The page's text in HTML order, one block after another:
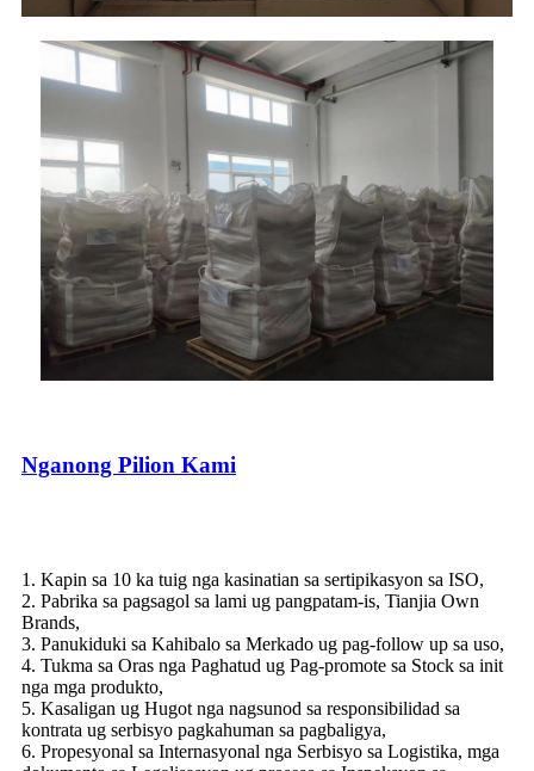
Nganong Pilion Kami
1. Kapin sa 10 ka tuig nga kasinatian sa sertipikasyon sa ISO,
2. Pabrika sa pagsagol sa lami ug pangpatam-is, Tianjia Own
Brands,
3. Panukiduki sa Kahibalo sa Merkado ug pag-follow up sa uso,
4. Tukma sa Oras nga Paghatud ug Pag-promote sa Stock sa init
nga mga produkto,
5. Kasaligan ug Hugot nga nagsunod sa responsibilidad sa
kontrata ug serbisyo pagkahuman sa pagbaligya,
6. Propesyonal sa Internasyonal nga Serbisyo sa Logistika, mga